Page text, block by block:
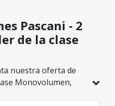
Pascani - 2
de la clase
nuestra oferta de
Monovolumen,